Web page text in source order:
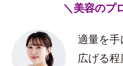
＼美容のプ
適量を手
広げる